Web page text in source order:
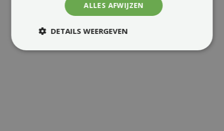
ALLES AFWIJZEN
DETAILS WEERGEVEN